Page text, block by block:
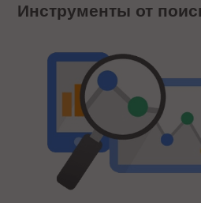
Инструменты от